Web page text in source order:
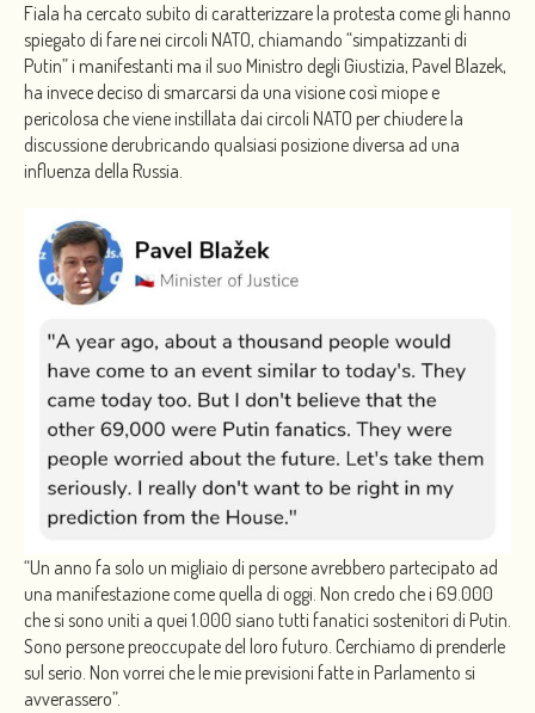
Fiala ha cercato subito di caratterizzare la protesta come gli hanno
spiegato di fare nei circoli NATO, chiamando “simpatizzanti di
Putin” i manifestanti ma il suo Ministro degli Giustizia, Pavel Blazek,
ha invece deciso di smarcarsi da una visione così miope e
pericolosa che viene instillata dai circoli NATO per chiudere la
discussione derubricando qualsiasi posizione diversa ad una
influenza della Russia.
“Un anno fa solo un migliaio di persone avrebbero partecipato ad
una manifestazione come quella di oggi. Non credo che i 69.000
che si sono uniti a quei 1.000 siano tutti fanatici sostenitori di Putin.
Sono persone preoccupate del loro futuro. Cerchiamo di prenderle
sul serio. Non vorrei che le mie previsioni fatte in Parlamento si
avverassero”.